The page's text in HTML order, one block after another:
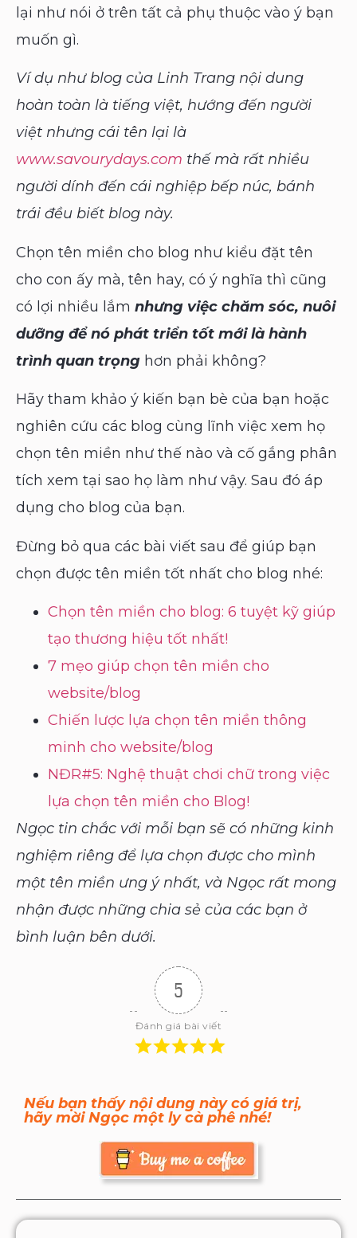
lại như nói ở trên tất cả phụ thuộc vào ý bạn
muốn gì.
Ví dụ như blog của Linh Trang nội dung
hoàn toàn là tiếng việt, hướng đến người
việt nhưng cái tên lại là
www.savourydays.com thế mà rất nhiều
người dính đến cái nghiệp bếp núc, bánh
trái đều biết blog này.
Chọn tên miền cho blog như kiểu đặt tên
cho con ấy mà, tên hay, có ý nghĩa thì cũng
có lợi nhiều lắm nhưng việc chăm sóc, nuôi
dưỡng để nó phát triển tốt mới là hành
trình quan trọng hơn phải không?
Hãy tham khảo ý kiến bạn bè của bạn hoặc
nghiên cứu các blog cùng lĩnh việc xem họ
chọn tên miền như thế nào và cố gắng phân
tích xem tại sao họ làm như vậy. Sau đó áp
dụng cho blog của bạn.
Đừng bỏ qua các bài viết sau để giúp bạn
chọn được tên miền tốt nhất cho blog nhé:
Chọn tên miền cho blog: 6 tuyệt kỹ giúp
tạo thương hiệu tốt nhất!
7 mẹo giúp chọn tên miền cho
website/blog
Chiến lược lựa chọn tên miền thông
minh cho website/blog
NĐR#5: Nghệ thuật chơi chữ trong việc
lựa chọn tên miền cho Blog!
Ngọc tin chắc với mỗi bạn sẽ có những kinh
nghiệm riêng để lựa chọn được cho mình
một tên miền ưng ý nhất, và Ngọc rất mong
nhận được những chia sẻ của các bạn ở
bình luận bên dưới.
5
Đánh giá bài viết
Nếu bạn thấy nội dung này có giá trị,
hãy mời Ngọc một ly cà phê nhé!